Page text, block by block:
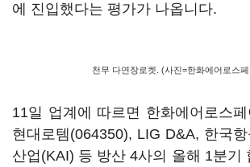
에 진입했다는 평가가 나옵니다.
천무 다연장로켓. (사진=한화에어로스
11일 업계에 따르면 한화에어로스
현대로템(064350), LIG D&A, 한국
산업(KAI) 등 방산 4사의 올해 1분기